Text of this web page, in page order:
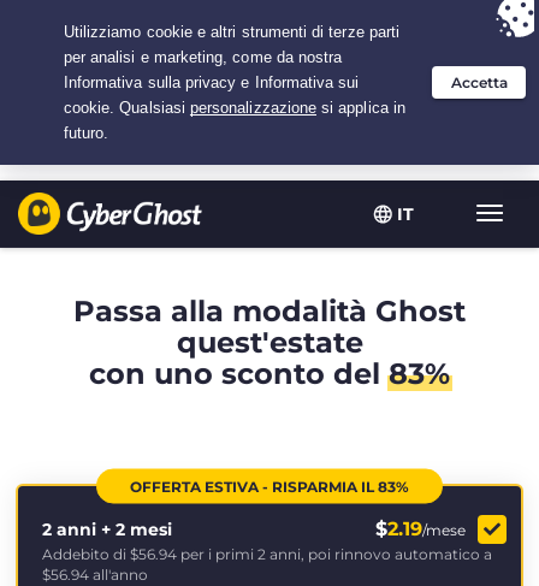
IT
L'offerta migliore per 2.1666666666667 anni a $
Passa alla modalità Ghost
quest'estate
con uno sconto del83%
OFFERTA ESTIVA - RISPARMIA IL 83%
2 anni + 2 mesi $2.19/mese
Addebito di $56.94 per i primi 2 anni, poi rinnovo automatico a
$56.94 all'anno